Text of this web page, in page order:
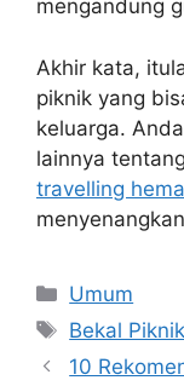
mengandung
Akhir kata,
piknik yang
keluarga.
lainnya tentang
travelling
Categories
Umum
Tags
Bekal Piknik
10